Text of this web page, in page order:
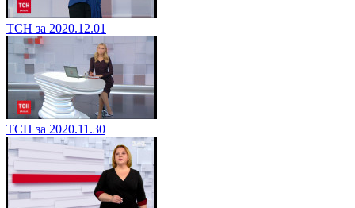
ТСН за 2020.12.01
ТСН за 2020.11.30